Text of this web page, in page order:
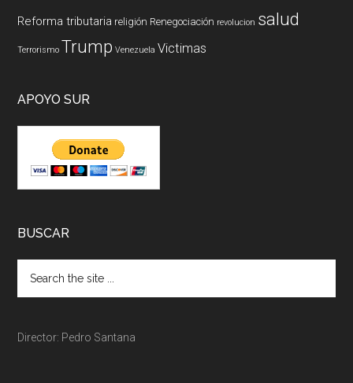
Reforma tributaria religión Renegociación revolucion salud
Terrorismo Trump Venezuela Victimas
APOYO SUR
BUSCAR
Director: Pedro Santana